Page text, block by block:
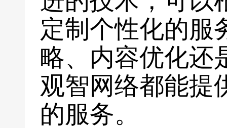
定制个性化的服
略、内容优化还
观智网络都能提
的服务。